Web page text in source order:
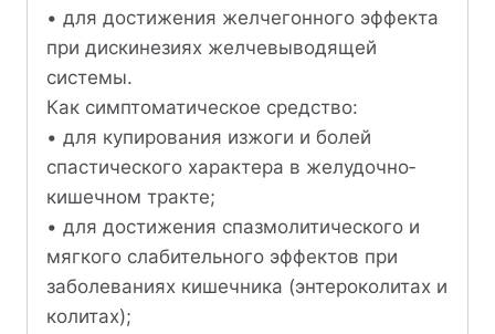
• для достижения желчегонного эффекта
при дискинезиях желчевыводящей
системы.
Как симптоматическое средство:
• для купирования изжоги и болей
спастического характера в желудочно­
кишечном тракте;
• для достижения спазмолитического и
мягкого слабительного эффектов при
заболеваниях кишечника (энтероколитах и
колитах);